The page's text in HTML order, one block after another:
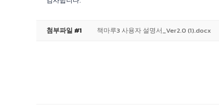
첨부파일 #1 책마루3 사용자 설명서_Ver2.0 (1).docx